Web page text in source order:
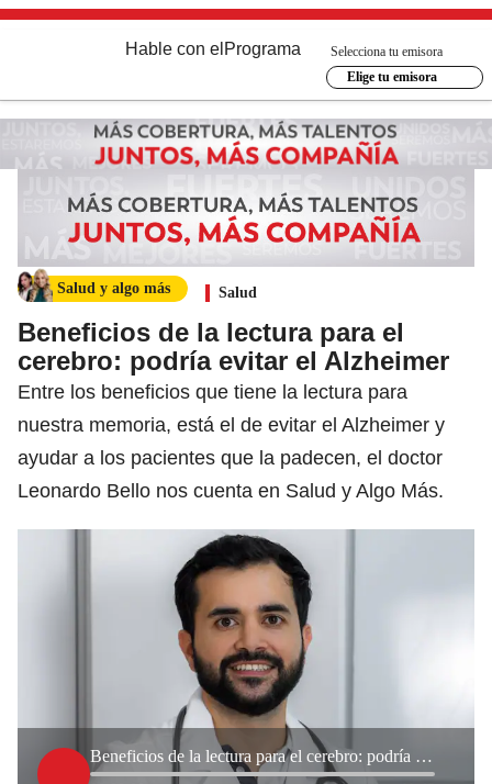
Hable con el Programa
Selecciona tu emisora
Elige tu emisora
Salud y algo más Salud
Beneficios de la lectura para el
cerebro: podría evitar el Alzheimer
Entre los beneficios que tiene la lectura para
nuestra memoria, está el de evitar el Alzheimer y
ayudar a los pacientes que la padecen, el doctor
Leonardo Bello nos cuenta en Salud y Algo Más.
Beneficios de la lectura para el cerebro: podría evitar el Alzheimer